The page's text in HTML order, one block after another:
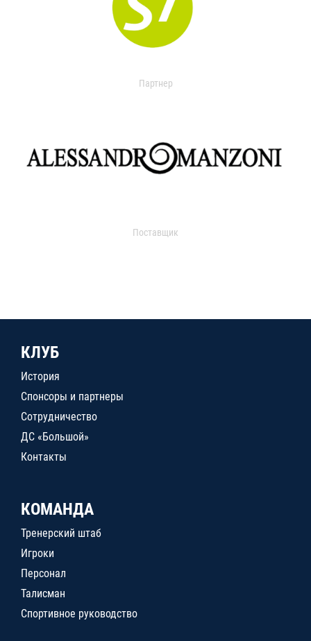
Партнер
Поставщик
КЛУБ
История
Спонсоры и партнеры
Сотрудничество
ДС «Большой»
Контакты
КОМАНДА
Тренерский штаб
Игроки
Персонал
Талисман
Спортивное руководство